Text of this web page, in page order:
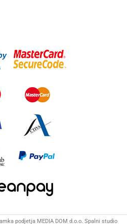
podjetja MEDIA DOM d.o.o. Spalni studio